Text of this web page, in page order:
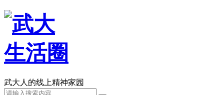
武大人的线上精神家园